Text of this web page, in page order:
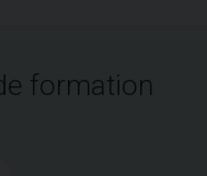
formation